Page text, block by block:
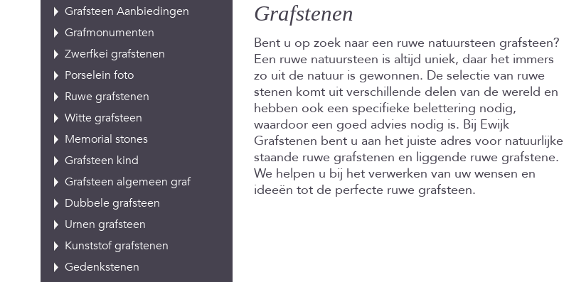
Grafstenen
Bent u op zoek naar een ruwe natuursteen grafsteen?
Een ruwe natuursteen is altijd uniek, daar het immers
zo uit de natuur is gewonnen. De selectie van ruwe
stenen komt uit verschillende delen van de wereld en
hebben ook een specifieke belettering nodig,
waardoor een goed advies nodig is. Bij Ewijk
Grafstenen bent u aan het juiste adres voor natuurlijke
staande ruwe grafstenen en liggende ruwe grafstene.
We helpen u bij het verwerken van uw wensen en
ideeën tot de perfecte ruwe grafsteen.
Grafsteen Aanbiedingen
Grafmonumenten
Zwerfkei grafstenen
Porselein foto
Ruwe grafstenen
Witte grafsteen
Memorial stones
Grafsteen kind
Grafsteen algemeen graf
Dubbele grafsteen
Urnen grafsteen
Kunststof grafstenen
Gedenkstenen